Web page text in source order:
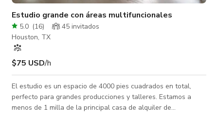
Estudio grande con áreas multifuncionales
5.0 (16)
45 invitados
Houston, TX
$75 USD/h
El estudio es un espacio de 4000 pies cuadrados en total,
perfecto para grandes producciones y talleres. Estamos a
menos de 1 milla de la principal casa de alquiler de